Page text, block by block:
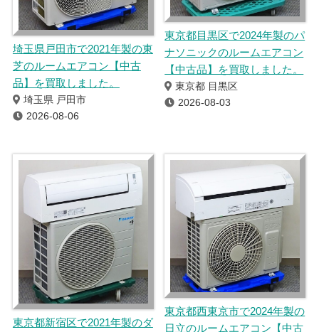
埼玉県戸田市で2021年製の東
芝のルームエアコン【中古
品】を買取しました。
埼玉県 戸田市
2026-08-06
東京都目黒区で2024年製のパ
ナソニックのルームエアコン
【中古品】を買取しました。
東京都 目黒区
2026-08-03
東京都新宿区で2021年製のダ
東京都西東京市で2024年製の
日立のルームエアコン【中古